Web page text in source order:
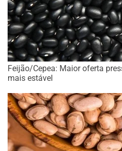
Feijão/Cepea: Maior oferta
mais estável